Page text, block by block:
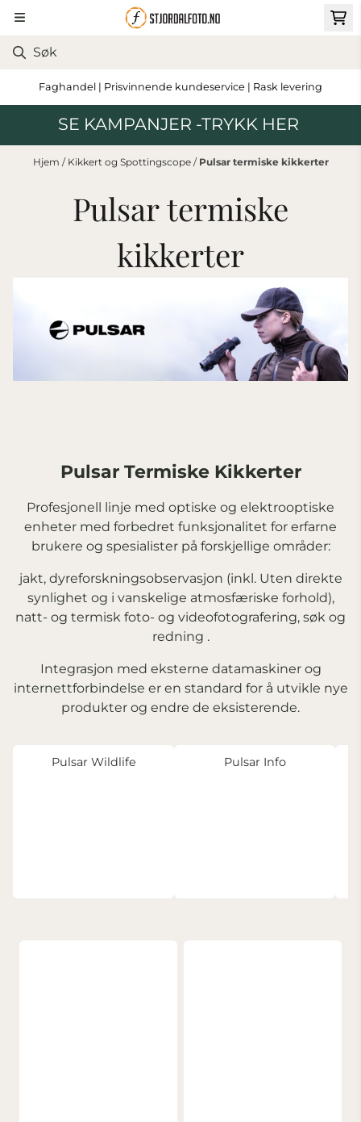
Hopp til innhold
Faghandel | Prisvinnende kundeservice | Rask levering
SE KAMPANJER -TRYKK HER
Hjem / Kikkert og Spottingscope / Pulsar termiske kikkerter
Pulsar termiske
kikkerter
Pulsar Termiske Kikkerter
Profesjonell linje med optiske og elektrooptiske
enheter med forbedret funksjonalitet for erfarne
brukere og spesialister på forskjellige områder:
jakt, dyreforskningsobservasjon (inkl. Uten direkte
synlighet og i vanskelige atmosfæriske forhold),
natt- og termisk foto- og videofotografering, søk og
redning .
Integrasjon med eksterne datamaskiner og
internettforbindelse er en standard for å utvikle nye
produkter og endre de eksisterende.
Pulsar Wildlife Pulsar Info